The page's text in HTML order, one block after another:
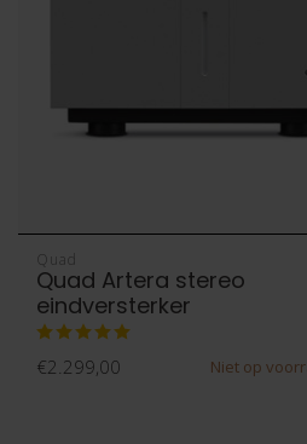
Quad
Quad Artera stereo
eindversterker
€2.299,00 Niet op